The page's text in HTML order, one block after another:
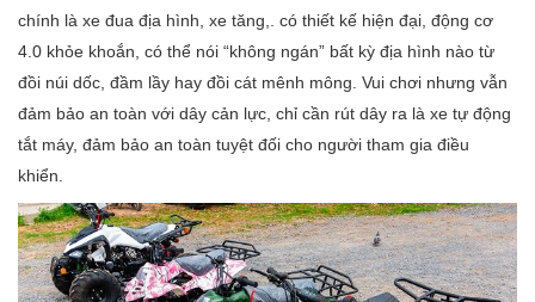
chính là xe đua địa hình, xe tăng,. có thiết kế hiện đại, động cơ
4.0 khỏe khoắn, có thể nói “không ngán” bất kỳ địa hình nào từ
đồi núi dốc, đầm lầy hay đồi cát mênh mông. Vui chơi nhưng vẫn
đảm bảo an toàn với dây cản lực, chỉ cần rút dây ra là xe tự động
tắt máy, đảm bảo an toàn tuyệt đối cho người tham gia điều
khiển.